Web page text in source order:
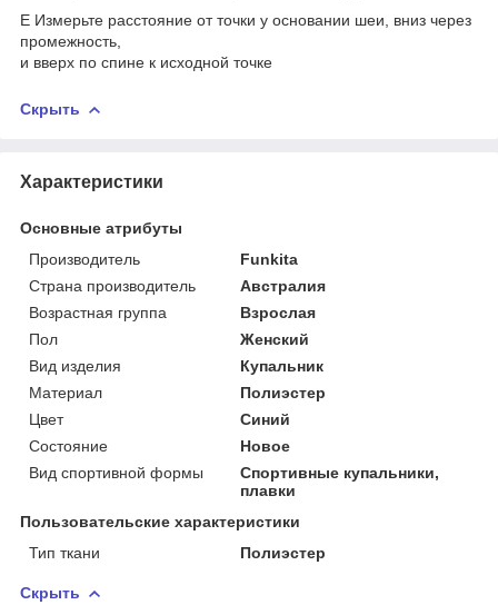
E Измерьте расстояние от точки у основании шеи, вниз через
промежность,
и вверх по спине к исходной точке
Скрыть
Характеристики
Основные атрибуты
Производитель
Funkita
Страна производитель
Австралия
Возрастная группа
Взрослая
Пол
Женский
Вид изделия
Купальник
Материал
Полиэстер
Цвет
Синий
Состояние
Новое
Вид спортивной формы
Спортивные купальники,
плавки
Пользовательские характеристики
Тип ткани
Полиэстер
Скрыть